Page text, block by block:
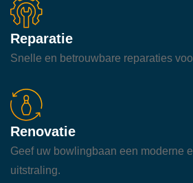
Reparatie
Snelle en betrouwbare reparaties
Renovatie
Geef uw bowlingbaan een moderne
uitstraling.